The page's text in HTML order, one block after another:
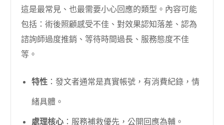
這是最常見、也最需要小心回應的類型。內容可能
包括：術後照顧感受不佳、對效果認知落差、認為
諮詢師過度推銷、等待時間過長、服務態度不佳
等。
特性 ：發文者通常是真實帳號，有消費紀錄，情
緒具體。
處理核心 ：服務補救優先，公開回應為輔。